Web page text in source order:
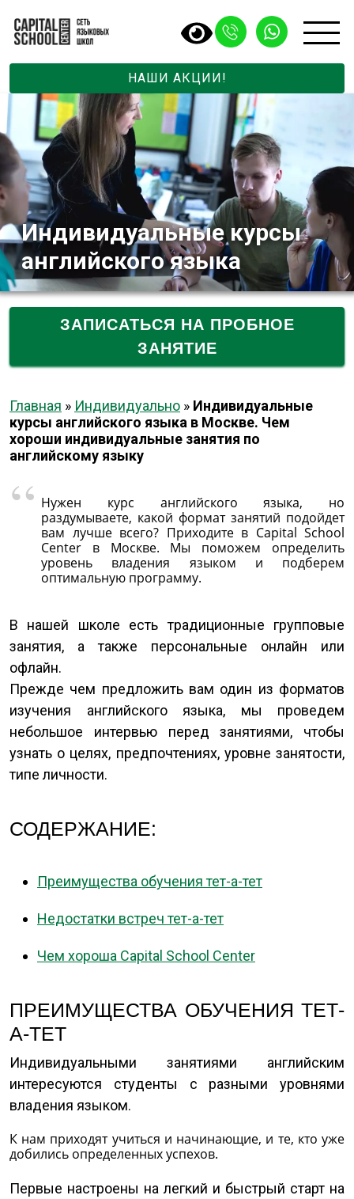
НАШИ АКЦИИ!
Индивидуальные курсы
английского языка
ЗАПИСАТЬСЯ НА ПРОБНОЕ
ЗАНЯТИЕ
Главная » Индивидуально » Индивидуальные
курсы английского языка в Москве. Чем
хороши индивидуальные занятия по
английскому языку
Нужен курс английского языка, но
раздумываете, какой формат занятий подойдет
вам лучше всего? Приходите в Capital School
Center в Москве. Мы поможем определить
уровень владения языком и подберем
оптимальную программу.
В нашей школе есть традиционные групповые
занятия, а также персональные онлайн или
офлайн.
Прежде чем предложить вам один из форматов
изучения английского языка, мы проведем
небольшое интервью перед занятиями, чтобы
узнать о целях, предпочтениях, уровне занятости,
типе личности.
СОДЕРЖАНИЕ:
Преимущества обучения тет-а-тет
Недостатки встреч тет-а-тет
Чем хороша Capital School Center
ПРЕИМУЩЕСТВА ОБУЧЕНИЯ ТЕТ-
А-ТЕТ
Индивидуальными занятиями английским
интересуются студенты с разными уровнями
владения языком.
К нам приходят учиться и начинающие, и те, кто уже
добились определенных успехов.
Первые настроены на легкий и быстрый старт на